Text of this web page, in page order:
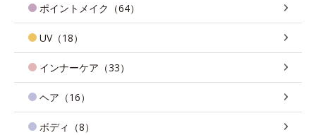
ポイントメイク（64）
UV（18）
インナーケア（33）
ヘア（16）
ボディ（8）